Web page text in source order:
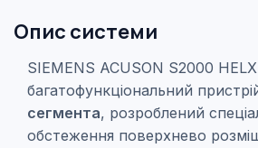
Опис системи
SIEMENS ACUSON S2000
багатофункціональний
сегмента, розроблений
обстеження поверхнево